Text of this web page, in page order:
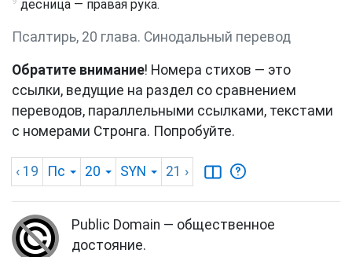
десница — правая рука.
Псалтирь, 20 глава. Синодальный перевод
Обратите внимание! Номера стихов — это
ссылки, ведущие на раздел со сравнением
переводов, параллельными ссылками, текстами
с номерами Стронга. Попробуйте.
‹ 19 Пс 20 SYN 21 ›
Public Domain — общественное
достояние.